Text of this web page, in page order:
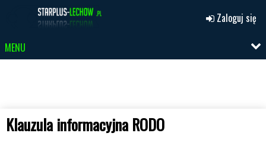
Zaloguj się
MENU
Klauzula informacyjna RODO